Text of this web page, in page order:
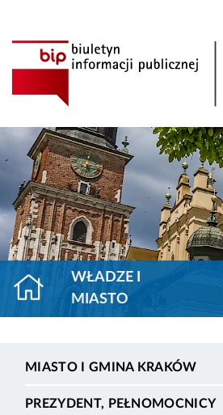
WŁADZE I
MIASTO
MIASTO I GMINA KRAKÓW
PREZYDENT, PEŁNOMOCNICY